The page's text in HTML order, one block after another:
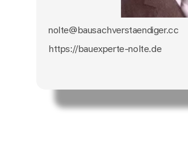
nolte@bausachverstaendiger.cc
https://bauexperte-nolte.de